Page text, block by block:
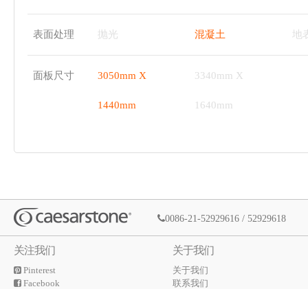
表面处理 抛光 混凝土 地
面板尺寸 3050mm X
1440mm
3340mm X
1640mm
0086-21-52929616 / 52929618
关注我们
Pinterest
Facebook
关于我们
关于我们
联系我们